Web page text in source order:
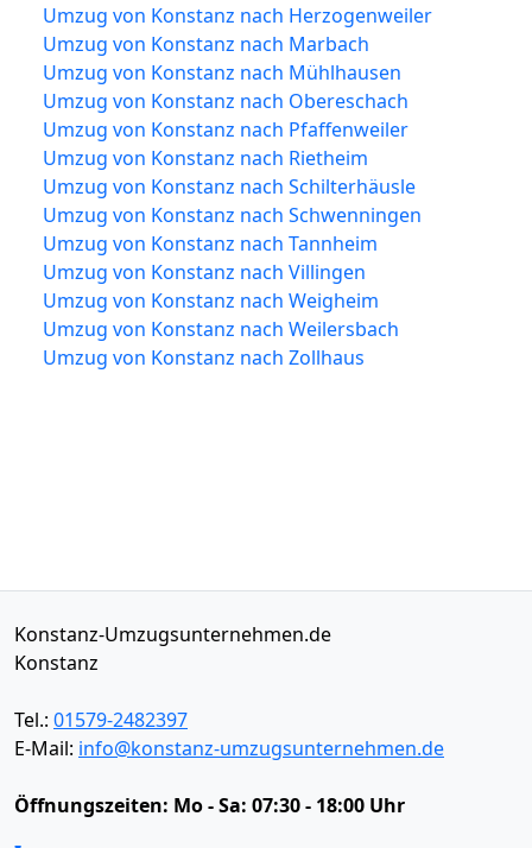
Umzug von Konstanz nach Herzogenweiler
Umzug von Konstanz nach Marbach
Umzug von Konstanz nach Mühlhausen
Umzug von Konstanz nach Obereschach
Umzug von Konstanz nach Pfaffenweiler
Umzug von Konstanz nach Rietheim
Umzug von Konstanz nach Schilterhäusle
Umzug von Konstanz nach Schwenningen
Umzug von Konstanz nach Tannheim
Umzug von Konstanz nach Villingen
Umzug von Konstanz nach Weigheim
Umzug von Konstanz nach Weilersbach
Umzug von Konstanz nach Zollhaus
Konstanz-Umzugsunternehmen.de
Konstanz
Tel.: 01579-2482397
E-Mail: info@konstanz-umzugsunternehmen.de
Öffnungszeiten: Mo - Sa: 07:30 - 18:00 Uhr